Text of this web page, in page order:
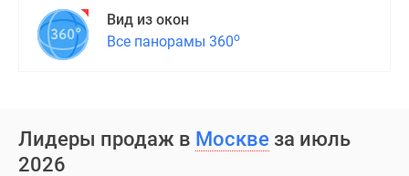
премиум-
класса
Новостройки
Траншевая
ипотека
Вид из окон
Все панорамы 360о
Лидеры продаж в Москве за июль
2026